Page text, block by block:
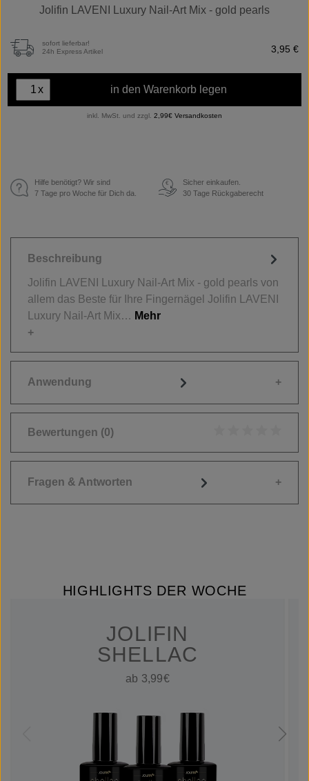
Jolifin LAVENI Luxury Nail-Art Mix - gold pearls
sofort lieferbar!
24h Express Artikel
3,95 €
x in den Warenkorb legen
inkl. MwSt. und zzgl. 2,99€ Versandkosten
Hilfe benötigt? Wir sind
7 Tage pro Woche für Dich da.
€
Sicher einkaufen.
30 Tage Rückgaberecht
Beschreibung
Jolifin LAVENI Luxury Nail-Art Mix - gold pearls von
allem das Beste für Ihre Fingernägel Jolifin LAVENI
Luxury Nail-Art Mix… Mehr
Anwendung
Bewertungen (0)
Fragen & Antworten
HIGHLIGHTS DER WOCHE
JOLIFIN
SHELLAC
ab 3,99€